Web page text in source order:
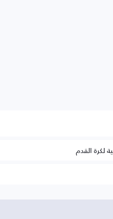
لكرة القدم